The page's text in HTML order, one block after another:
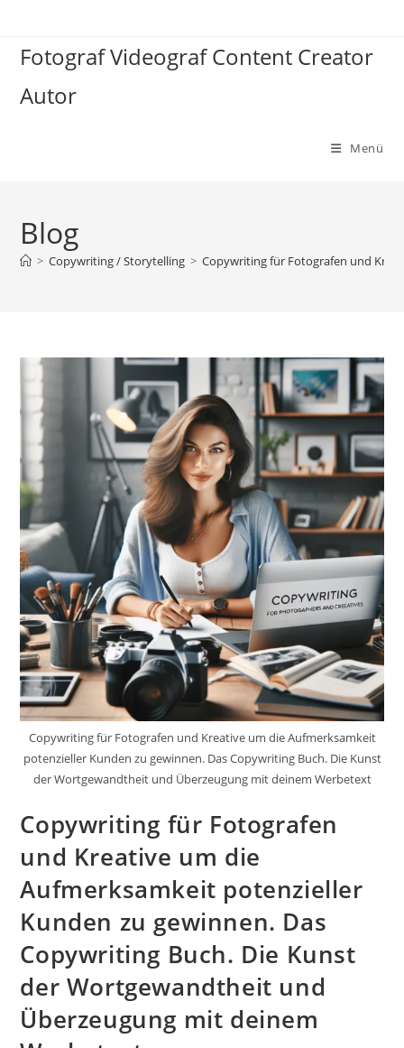
springen
Fotograf Videograf Content Creator
Autor
Menü
Blog
> Copywriting / Storytelling > Copywriting für Fotografen und
Copywriting für Fotografen und Kreative um die Aufmerksamkeit
potenzieller Kunden zu gewinnen. Das Copywriting Buch. Die Kunst
der Wortgewandtheit und Überzeugung mit deinem Werbetext
Copywriting für Fotografen
und Kreative um die
Aufmerksamkeit potenzieller
Kunden zu gewinnen. Das
Copywriting Buch. Die Kunst
der Wortgewandtheit und
Überzeugung mit deinem